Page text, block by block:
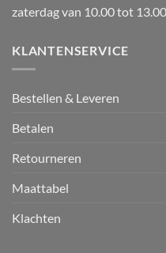
zaterdag van 10.00 tot
KLANTENSERVICE
Bestellen & Leveren
Betalen
Retourneren
Maattabel
Klachten